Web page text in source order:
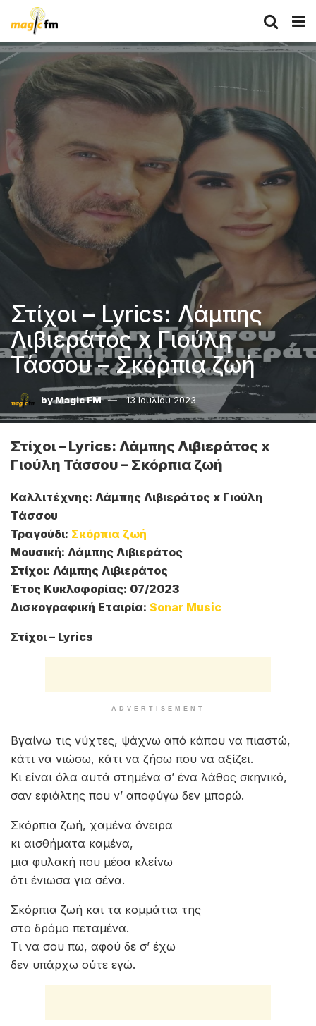
Στίχοι – Lyrics: Λάμπης
Λιβιεράτος x Γιούλη
Τάσσου – Σκόρπια ζωή
byMagic FM 13 Ιουλίου 2023
Στίχοι – Lyrics: Λάμπης Λιβιεράτος x
Γιούλη Τάσσου – Σκόρπια ζωή
Καλλιτέχνης: Λάμπης Λιβιεράτος x Γιούλη
Τάσσου
Τραγούδι: Σκόρπια ζωή
Μουσική: Λάμπης Λιβιεράτος
Στίχοι: Λάμπης Λιβιεράτος
Έτος Κυκλοφορίας: 07/2023
Δισκογραφική Εταιρία: Sonar Music
Στίχοι – Lyrics
ADVERTISEMENT
Βγαίνω τις νύχτες, ψάχνω από κάπου να πιαστώ,
κάτι να νιώσω, κάτι να ζήσω που να αξίζει.
Κι είναι όλα αυτά στημένα σ’ ένα λάθος σκηνικό,
σαν εφιάλτης που ν’ αποφύγω δεν μπορώ.
Σκόρπια ζωή, χαμένα όνειρα
κι αισθήματα καμένα,
μια φυλακή που μέσα κλείνω
ότι ένιωσα για σένα.
Σκόρπια ζωή και τα κομμάτια της
στο δρόμο πεταμένα.
Τι να σου πω, αφού δε σ’ έχω
δεν υπάρχω ούτε εγώ.